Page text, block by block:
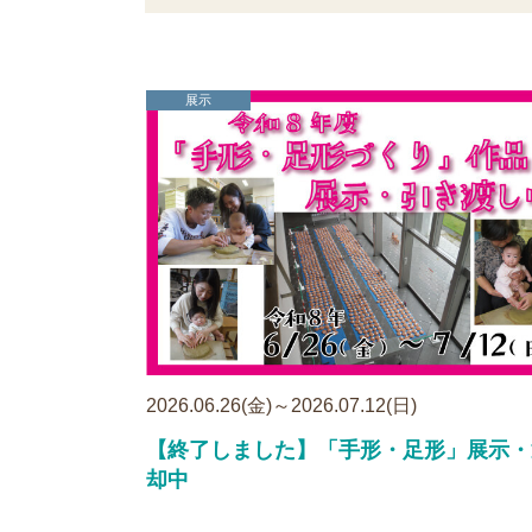
展示
2026.06.26(金)～2026.07.12(日)
【終了しました】「手形・足形」展示
却中